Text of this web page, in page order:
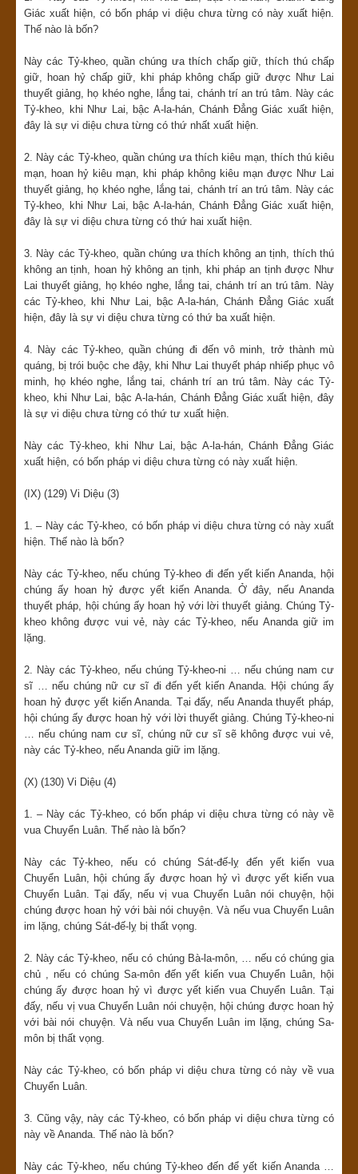
Giác xuất hiện, có bốn pháp vi diệu chưa từng có này xuất hiện.
Thế nào là bốn?
Này các Tỷ-kheo, quần chúng ưa thích chấp giữ, thích thú chấp
giữ, hoan hỷ chấp giữ, khi pháp không chấp giữ được Như Lai
thuyết giảng, họ khéo nghe, lắng tai, chánh trí an trú tâm. Này các
Tỷ-kheo, khi Như Lai, bậc A-la-hán, Chánh Đẳng Giác xuất hiện,
đây là sự vi diệu chưa từng có thứ nhất xuất hiện.
2. Này các Tỷ-kheo, quần chúng ưa thích kiêu mạn, thích thú kiêu
mạn, hoan hỷ kiêu mạn, khi pháp không kiêu mạn được Như Lai
thuyết giảng, họ khéo nghe, lắng tai, chánh trí an trú tâm. Này các
Tỷ-kheo, khi Như Lai, bậc A-la-hán, Chánh Đẳng Giác xuất hiện,
đây là sự vi diệu chưa từng có thứ hai xuất hiện.
3. Này các Tỷ-kheo, quần chúng ưa thích không an tịnh, thích thú
không an tịnh, hoan hỷ không an tịnh, khi pháp an tịnh được Như
Lai thuyết giảng, họ khéo nghe, lắng tai, chánh trí an trú tâm. Này
các Tỷ-kheo, khi Như Lai, bậc A-la-hán, Chánh Đẳng Giác xuất
hiện, đây là sự vi diệu chưa từng có thứ ba xuất hiện.
4. Này các Tỷ-kheo, quần chúng đi đến vô minh, trở thành mù
quáng, bị trói buộc che đậy, khi Như Lai thuyết pháp nhiếp phục vô
minh, họ khéo nghe, lắng tai, chánh trí an trú tâm. Này các Tỷ-
kheo, khi Như Lai, bậc A-la-hán, Chánh Đẳng Giác xuất hiện, đây
là sự vi diệu chưa từng có thứ tư xuất hiện.
Này các Tỷ-kheo, khi Như Lai, bậc A-la-hán, Chánh Đẳng Giác
xuất hiện, có bốn pháp vi diệu chưa từng có này xuất hiện.
(IX) (129) Vi Diệu (3)
1. – Này các Tỷ-kheo, có bốn pháp vi diệu chưa từng có này xuất
hiện. Thế nào là bốn?
Này các Tỷ-kheo, nếu chúng Tỷ-kheo đi đến yết kiến Ananda, hội
chúng ấy hoan hỷ được yết kiến Ananda. Ở đây, nếu Ananda
thuyết pháp, hội chúng ấy hoan hỷ với lời thuyết giảng. Chúng Tỷ-
kheo không được vui vẻ, này các Tỷ-kheo, nếu Ananda giữ im
lặng.
2. Này các Tỷ-kheo, nếu chúng Tỷ-kheo-ni … nếu chúng nam cư
sĩ … nếu chúng nữ cư sĩ đi đến yết kiến Ananda. Hội chúng ấy
hoan hỷ được yết kiến Ananda. Tại đấy, nếu Ananda thuyết pháp,
hội chúng ấy được hoan hỷ với lời thuyết giảng. Chúng Tỷ-kheo-ni
… nếu chúng nam cư sĩ, chúng nữ cư sĩ sẽ không được vui vẻ,
này các Tỷ-kheo, nếu Ananda giữ im lặng.
(X) (130) Vi Diệu (4)
1. – Này các Tỷ-kheo, có bốn pháp vi diệu chưa từng có này về
vua Chuyển Luân. Thế nào là bốn?
Này các Tỷ-kheo, nếu có chúng Sát-đế-lỵ đến yết kiến vua
Chuyển Luân, hội chúng ấy được hoan hỷ vì được yết kiến vua
Chuyển Luân. Tại đấy, nếu vị vua Chuyển Luân nói chuyện, hội
chúng được hoan hỷ với bài nói chuyện. Và nếu vua Chuyển Luân
im lặng, chúng Sát-đế-lỵ bị thất vọng.
2. Này các Tỷ-kheo, nếu có chúng Bà-la-môn, … nếu có chúng gia
chủ , nếu có chúng Sa-môn đến yết kiến vua Chuyển Luân, hội
chúng ấy được hoan hỷ vì được yết kiến vua Chuyển Luân. Tại
đấy, nếu vị vua Chuyển Luân nói chuyện, hội chúng được hoan hỷ
với bài nói chuyện. Và nếu vua Chuyển Luân im lặng, chúng Sa-
môn bị thất vọng.
Này các Tỷ-kheo, có bốn pháp vi diệu chưa từng có này về vua
Chuyển Luân.
3. Cũng vậy, này các Tỷ-kheo, có bốn pháp vi diệu chưa từng có
này về Ananda. Thế nào là bốn?
Này các Tỷ-kheo, nếu chúng Tỷ-kheo đến để yết kiến Ananda …